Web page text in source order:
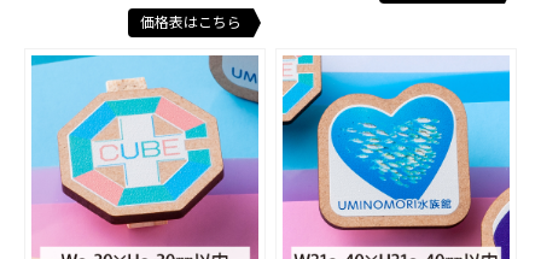
価格表はこちら